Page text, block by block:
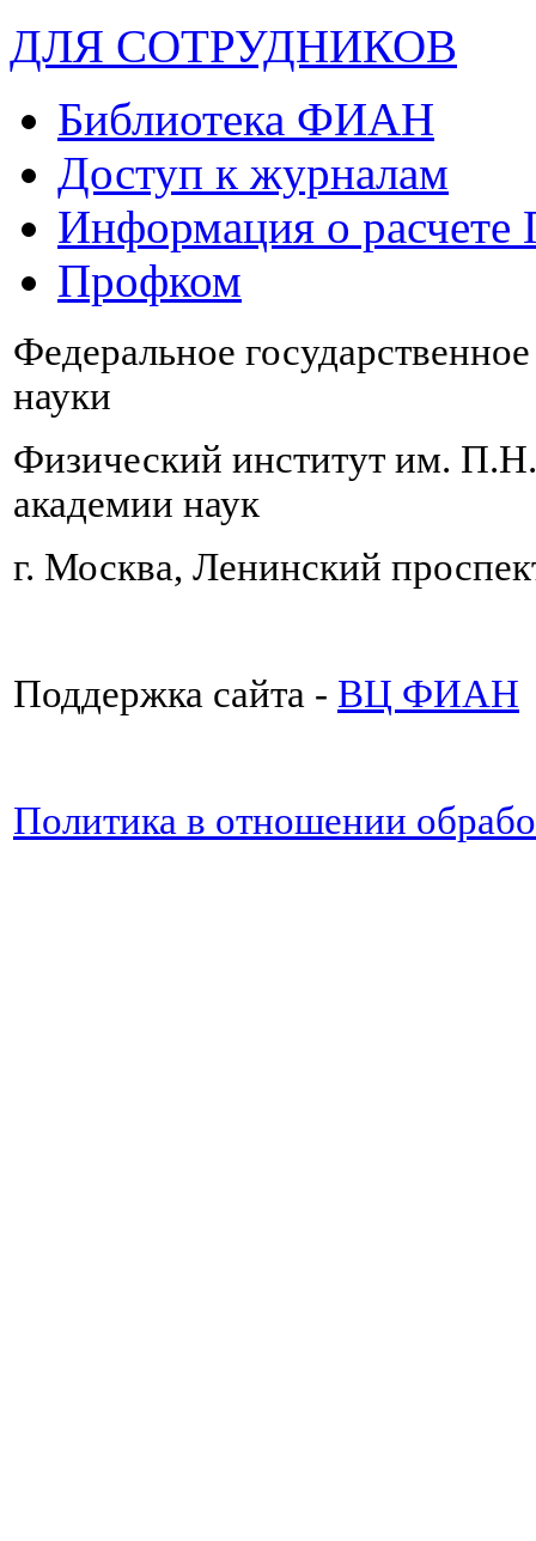
ДЛЯ СОТРУДНИКОВ
Библиотека ФИАН
Доступ к журналам
Информация о
Профком
Федеральное
науки
Физический институт им.
академии наук
г. Москва, Ленинский
Поддержка сайта - ВЦ ФИАН
Политика в отношении